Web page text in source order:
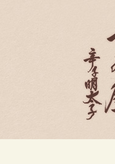
お歳
太子